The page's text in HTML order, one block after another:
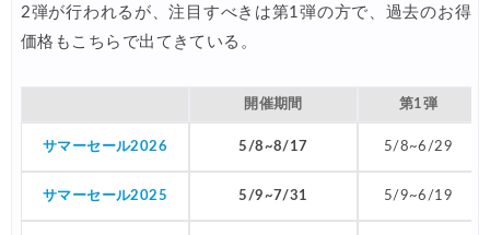
2弾が行われるが、注目すべきは第1弾の方で、過去のお得
価格もこちらで出てきている。
開催期間 第1弾
サマーセール2026 5/8~8/17 5/8~6/29
サマーセール2025 5/9~7/31 5/9~6/19